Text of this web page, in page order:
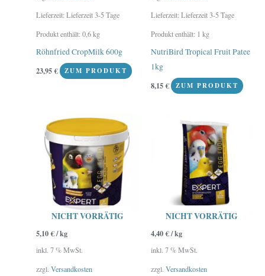
Lieferzeit:Lieferzeit 3-5 Tage
Produkt enthält: 0,6kg
Röhnfried CropMilk 600g
23,95€ ZUM PRODUKT
Lieferzeit:Lieferzeit 3-5 Tage
Produkt enthält: 1 kg
NutriBird Tropical Fruit Patee
1kg
8,15€ ZUM PRODUKT
NICHT VORRÄTIG
5,10€/kg
inkl. 7 % MwSt.
zzgl.Versandkosten
NICHT VORRÄTIG
4,40€/kg
inkl. 7 % MwSt.
zzgl. Versandkosten